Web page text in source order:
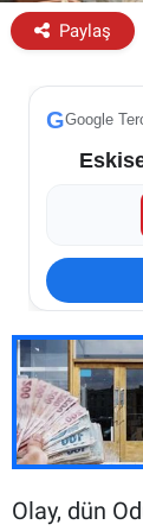
Paylaş
GGoogle
Olay, dün